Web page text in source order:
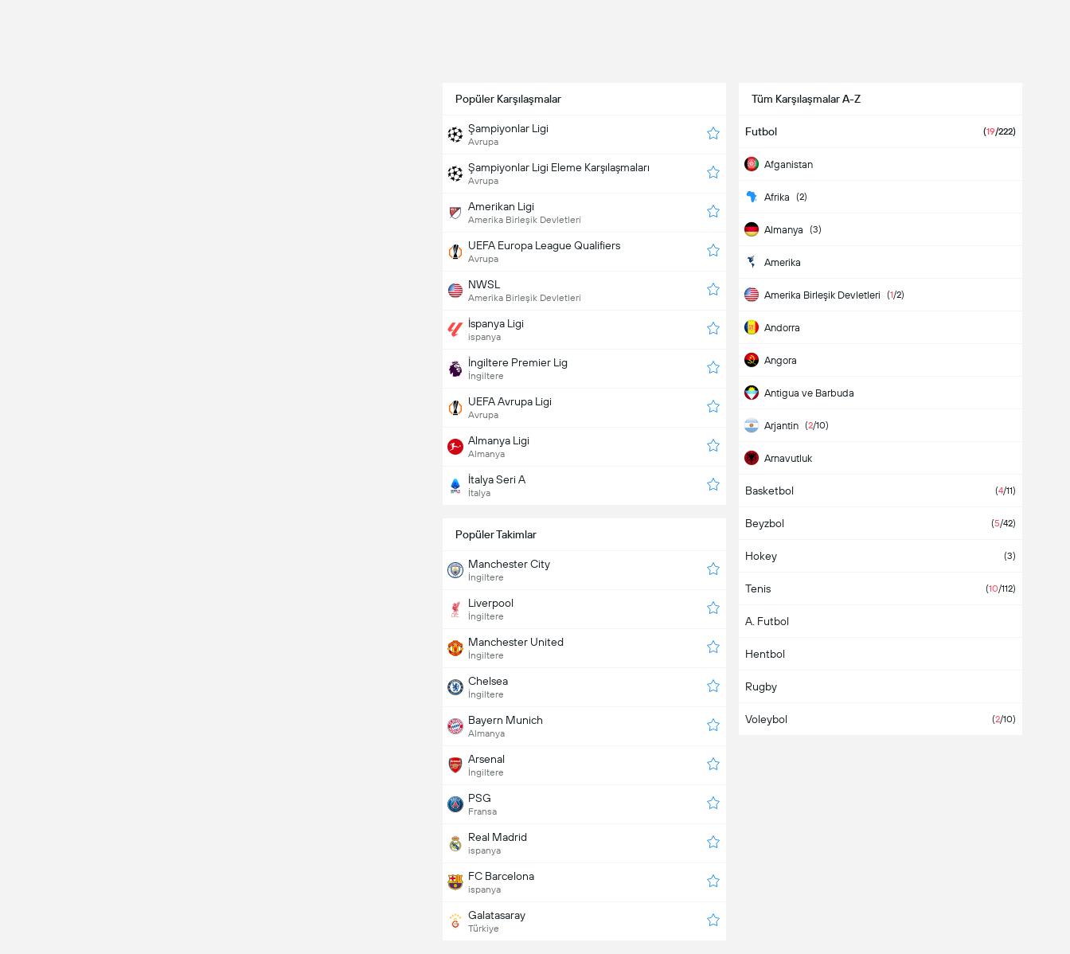
Popüler Karşılaşmalar
Şampiyonlar Ligi
Avrupa
Şampiyonlar Ligi Eleme Karşılaşmaları
Avrupa
Amerikan Ligi
Amerika Birleşik Devletleri
UEFA Europa League Qualifiers
Avrupa
NWSL
Amerika Birleşik Devletleri
İspanya Ligi
ispanya
İngiltere Premier Lig
İngiltere
UEFA Avrupa Ligi
Avrupa
Almanya Ligi
Almanya
İtalya Seri A
İtalya
Tüm Karşılaşmalar A-Z
Futbol (19/222)
Afganistan
Afrika (2)
Almanya (3)
Amerika
Amerika Birleşik Devletleri (1/2)
Andorra
Angora
Antigua ve Barbuda
Arjantin (2/10)
Arnavutluk
Aruba
Asya
Avrupa
Avustralya
Avusturya
Azerbaycan
BAE
Bahamalar
Basketbol (4/11)
Beyzbol (5/42)
Hokey (3)
Tenis (10/112)
A. Futbol
Hentbol
Rugby
Voleybol (2/10)
Popüler Takimlar
Manchester City
İngiltere
Liverpool
İngiltere
Manchester United
İngiltere
Chelsea
İngiltere
Bayern Munich
Almanya
Arsenal
İngiltere
PSG
Fransa
Real Madrid
ispanya
FC Barcelona
ispanya
Galatasaray
Türkiye